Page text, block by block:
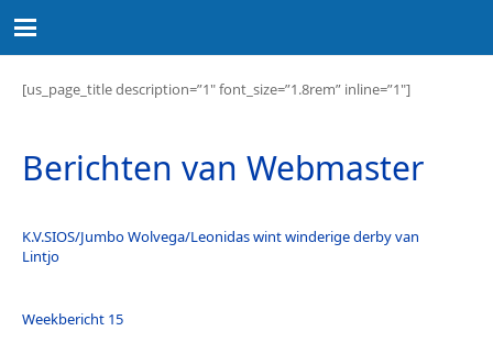
[us_page_title description=”1″ font_size=”1.8rem” inline=”1″]
Berichten van Webmaster
K.V.SIOS/Jumbo Wolvega/Leonidas wint winderige derby van
Lintjo
Weekbericht 15